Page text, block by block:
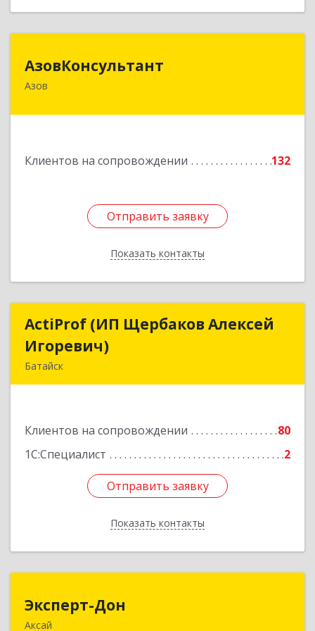
АзовКонсультант
Азов
Клиентов на сопровождении 132
Отправить заявку
Показать контакты
346780, Ростовская обл, Азов г, Петровский б-р,
Отправить заявку
Назад
ActiProf (ИП Щербаков Алексей
Игоревич)
Батайск
Клиентов на сопровождении
80
1С:Специалист
2
Отправить заявку
Показать контакты
ActiProf (ИП Щербаков Алексей
Подробнее
Отправить заявку
Назад
Эксперт-Дон
Аксай
346720, Ростовская обл, Аксай г, Буденного ул,